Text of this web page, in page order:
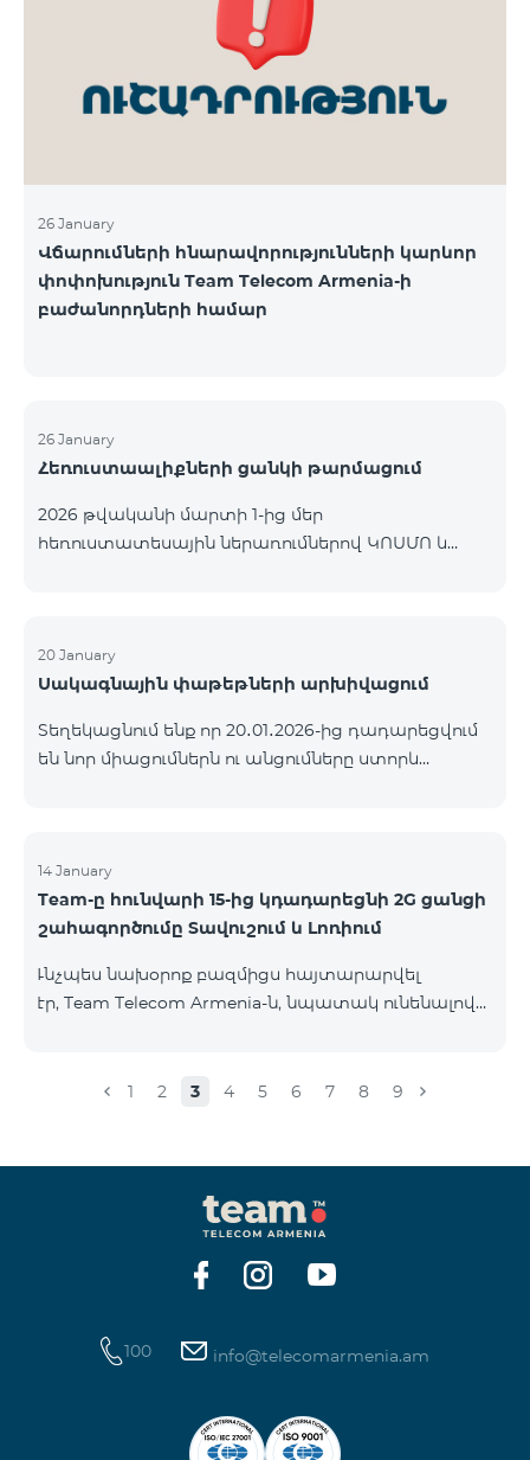
ՍՊԸ, «Իզի փեյ» ՍՊԸ և «Թել-Սել» ԲԲԸ
վճարահաշվարկային ընկերությունների կողմից
Team Telecom Armenia-ին առաջարկված
պայմանները ենթադրում էին ծառայությունների
26 January
Վճարումների հնարավորությունների կարևոր
փոփոխություն Team Telecom Armenia-ի
բաժանորդների համար
26 January
Հեռուստաալիքների ցանկի թարմացում
2026 թվականի մարտի 1-ից մեր
հեռուստատեսային ներառումներով ԿՈՍՄՈ և
մուլտիպլեքս հեռուստաալիքները հասանելի
կլինեն միայն այն մարզերում, որտեղ դրանց
մարմինների պահանջների։ Այս փոփոխությունը
իրականացվում է հեռուստատեսային հարթակի
ցանկը ըստ մարզեր
20 January
Սակագնային փաթեթների արխիվացում
Տեղեկացնում ենք որ 20․01․2026-ից դադարեցվում
են նոր միացումներն ու անցումները ստորև
14 January
Team-ը հունվարի 15-ից կդադարեցնի 2G ցանցի
շահագործումը Տավուշում և Լոռիում
Ւնչպես նախօրոք բազմիցս հայտարարվել
էր, Team Telecom Armenia-ն, նպատակ ունենալով
ցանցի շահագործումը: Ցանցի անջատումը տեղի
2026թ.-ի հունվարի 15-ից: Ծառայությունների
անխափան հասանելությունն ապահովելու
նպատակով շարունակում է գործել հատուկ
առաջարկ, որը հնարավորություն է ընձեռում ձեռք
բերել նոր տեխնոլոգիաներով աշխատող բջջային
1 2 3 4 5 6 7 8 9
100 info@telecomarmenia.am